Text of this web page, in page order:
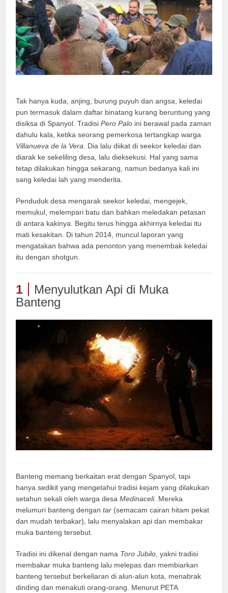
Tak hanya kuda, anjing, burung puyuh dan angsa, keledai
pun termasuk dalam daftar binatang kurang beruntung yang
disiksa di Spanyol. TradisiPero Palo ini berawal pada zaman
dahulu kala, ketika seorang pemerkosa tertangkap warga
Villanueva de la Vera . Dia lalu diikat di seekor keledai dan
diarak ke sekeliling desa, lalu dieksekusi. Hal yang sama
tetap dilakukan hingga sekarang, namun bedanya kali ini
sang keledai lah yang menderita.
Penduduk desa mengarak seekor keledai, mengejek,
memukul, melempari batu dan bahkan meledakan petasan
di antara kakinya. Begitu terus hingga akhirnya keledai itu
mati kesakitan. Di tahun 2014, muncul laporan yang
mengatakan bahwa ada penonton yang menembak keledai
itu dengan shotgun.
1
Menyulutkan Api di Muka
Banteng
Banteng memang berkaitan erat dengan Spanyol, tapi
hanya sedikit yang mengetahui tradisi kejam yang dilakukan
setahun sekali oleh warga desaMedinaceli. Mereka
melumuri banteng dengantar (semacam cairan hitam pekat
dan mudah terbakar), lalu menyalakan api dan membakar
muka banteng tersebut.
Tradisi ini dikenal dengan nama Toro Jubilo, yakni tradisi
membakar muka banteng lalu melepas dan membiarkan
banteng tersebut berkeliaran di alun-alun kota, menabrak
dinding dan menakuti orang-orang. Menurut PETA